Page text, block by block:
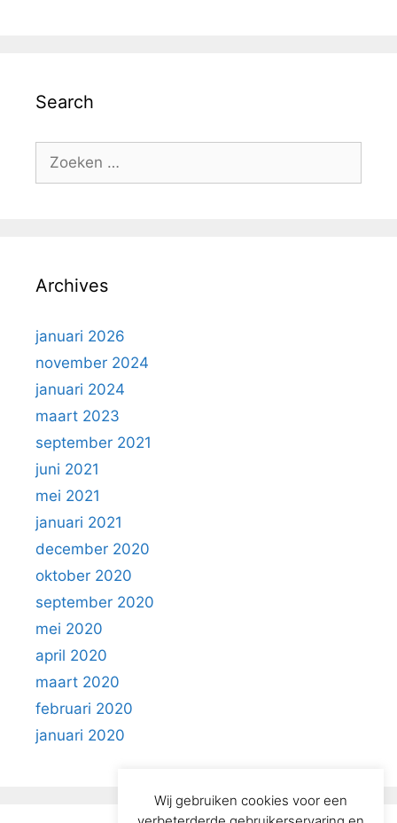
Search
Zoek
Archives
januari 2026
november 2024
januari 2024
maart 2023
september 2021
juni 2021
mei 2021
januari 2021
december 2020
oktober 2020
september 2020
mei 2020
april 2020
maart 2020
februari 2020
januari 2020
Wij gebruiken cookies voor een